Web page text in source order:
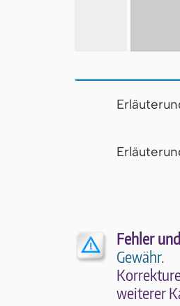
Fehler
Gewähr.
wei­te­rer